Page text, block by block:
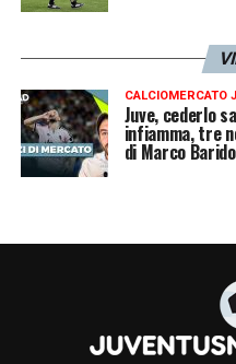
CALCIOMERCATO
Juve, cederlo
infiamma, tre
di Marco